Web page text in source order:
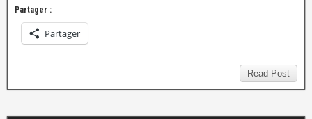
Partager :
Partager
Read Post